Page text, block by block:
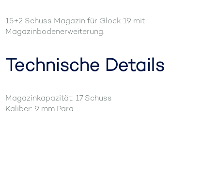
15+2 Schuss Magazin für Glock 19 mit
Magazinbodenerweiterung.
Technische Details
Magazinkapazität: 17 Schuss
Kaliber: 9 mm Para